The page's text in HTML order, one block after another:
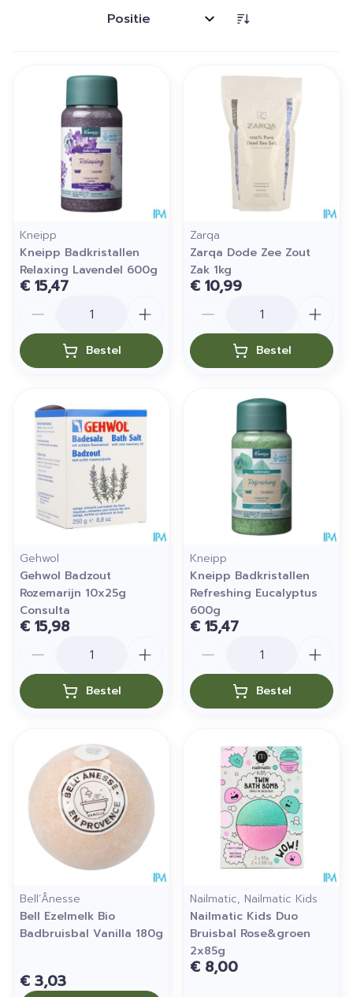
Sorteer op:
Kneipp
Kneipp Badkristallen
Relaxing Lavendel 600g
€ 15,47
Bestel
Zarqa
Zarqa Dode Zee Zout
Zak 1kg
€ 10,99
Bestel
Gehwol
Gehwol Badzout
Rozemarijn 10x25g
Consulta
€ 15,98
Bestel
Kneipp
Kneipp Badkristallen
Refreshing Eucalyptus
600g
€ 15,47
Bestel
Bell’Ânesse
Bell Ezelmelk Bio
Badbruisbal Vanilla 180g
€ 3,03
Nailmatic, Nailmatic Kids
Nailmatic Kids Duo
Bruisbal Rose&groen
2x85g
€ 8,00